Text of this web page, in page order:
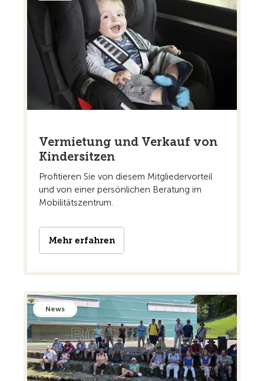
Vermietung und Verkauf von
Kindersitzen
Profitieren Sie von diesem Mitgliedervorteil
und von einer persönlichen Beratung im
Mobilitätszentrum.
Mehr erfahren
News